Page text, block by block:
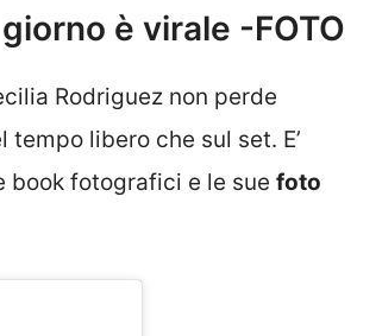
è virale -FOTO
Rodriguez non perde
libero che sul set. E’
book fotografici e le sue foto